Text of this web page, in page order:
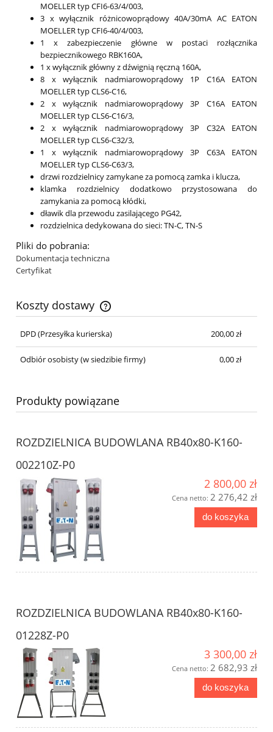
MOELLER typ CFI6-63/4/003,
3 x wyłącznik różnicowoprądowy 40A/30mA AC EATON
MOELLER typ CFI6-40/4/003,
1 x zabezpieczenie główne w postaci rozłącznika
bezpiecznikowego RBK160A,
1 x wyłącznik główny z dźwignią ręczną 160A,
8 x wyłącznik nadmiarowoprądowy 1P C16A EATON
MOELLER typ CLS6-C16,
2 x wyłącznik nadmiarowoprądowy 3P C16A EATON
MOELLER typ CLS6-C16/3,
2 x wyłącznik nadmiarowoprądowy 3P C32A EATON
MOELLER typ CLS6-C32/3,
1 x wyłącznik nadmiarowoprądowy 3P C63A EATON
MOELLER typ CLS6-C63/3,
drzwi rozdzielnicy zamykane za pomocą zamka i klucza,
klamka rozdzielnicy dodatkowo przystosowana do
zamykania za pomocą kłódki,
dławik dla przewodu zasilającego PG42,
rozdzielnica dedykowana do sieci: TN-C, TN-S
Pliki do pobrania:
Dokumentacja techniczna
Certyfikat
Koszty dostawy
DPD(Przesyłka kurierska) 200,00 zł
Odbiór osobisty(w siedzibie firmy) 0,00 zł
Produkty powiązane
ROZDZIELNICA BUDOWLANA RB40x80-K160-
002210Z-P0
2 800,00 zł
Cena netto: 2 276,42 zł
do koszyka
ROZDZIELNICA BUDOWLANA RB40x80-K160-
01228Z-P0
3 300,00 zł
Cena netto: 2 682,93 zł
do koszyka